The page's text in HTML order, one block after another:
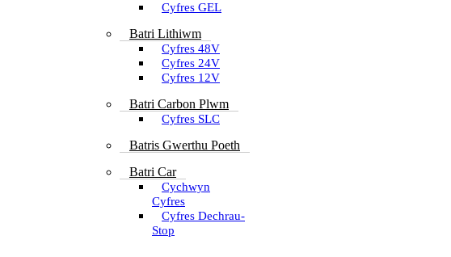
Cyfres GEL
Batri Lithiwm
Cyfres 48V
Cyfres 24V
Cyfres 12V
Batri Carbon Plwm
Cyfres SLC
Batris Gwerthu Poeth
Batri Car
Cychwyn
Cyfres
Cyfres Dechrau-
Stop